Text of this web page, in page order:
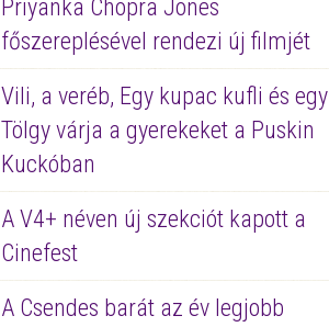
Priyanka Chopra Jones
főszereplésével rendezi új filmjét
Vili, a veréb, Egy kupac kufli és egy
Tölgy várja a gyerekeket a Puskin
Kuckóban
A V4+ néven új szekciót kapott a
Cinefest
A Csendes barát az év legjobb